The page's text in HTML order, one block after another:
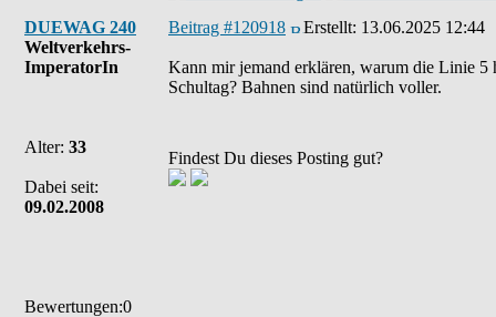
DUEWAG 240
Weltverkehrs-
ImperatorIn
Alter: 33
Dabei seit:
09.02.2008
Bewertungen:0
Beitrag #120918 Erstellt: 13.06.2025 12:44
Kann mir jemand erklären, warum die Linie 5
Schultag? Bahnen sind natürlich voller.
Findest Du dieses Posting gut?